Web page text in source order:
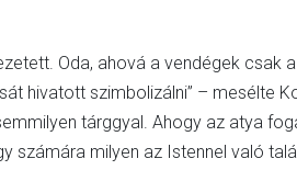
Oda, ahová a vendégek csak
hivatott szimbolizálni” – mesélte
tárggyal. Ahogy az atya
számára milyen az Istennel való